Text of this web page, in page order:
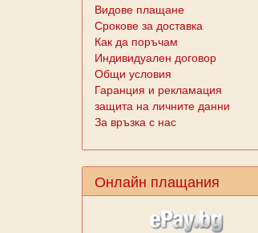
Видове плащане
Срокове за доставка
Как да поръчам
Индивидуален договор
Общи условия
Гаранция и рекламация
защита на личните данни
За връзка с нас
Онлайн плащания